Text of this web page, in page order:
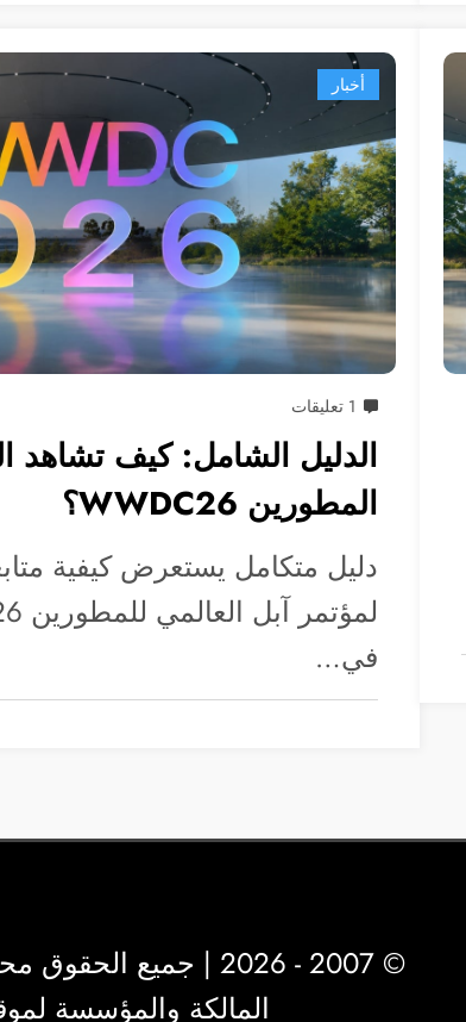
أخبار
1 تعليقات
الدليل الشامل: كيف تشاهد
المطورين WWDC26؟
دليل متكامل يستعرض كيفية
في…
© 2007 - 2026 | جميع الحقوق محفوظة لشركة
المالكة والمؤسسة